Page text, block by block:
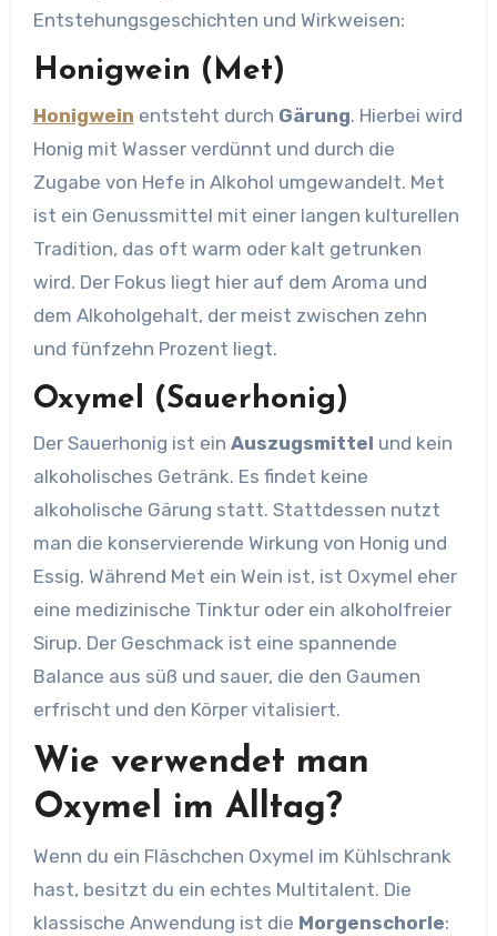
Entstehungsgeschichten und Wirkweisen:
Honigwein (Met)
Honigwein entsteht durch Gärung. Hierbei wird
Honig mit Wasser verdünnt und durch die
Zugabe von Hefe in Alkohol umgewandelt. Met
ist ein Genussmittel mit einer langen kulturellen
Tradition, das oft warm oder kalt getrunken
wird. Der Fokus liegt hier auf dem Aroma und
dem Alkoholgehalt, der meist zwischen zehn
und fünfzehn Prozent liegt.
Oxymel (Sauerhonig)
Der Sauerhonig ist ein Auszugsmittel und kein
alkoholisches Getränk. Es findet keine
alkoholische Gärung statt. Stattdessen nutzt
man die konservierende Wirkung von Honig und
Essig. Während Met ein Wein ist, ist Oxymel eher
eine medizinische Tinktur oder ein alkoholfreier
Sirup. Der Geschmack ist eine spannende
Balance aus süß und sauer, die den Gaumen
erfrischt und den Körper vitalisiert.
Wie verwendet man
Oxymel im Alltag?
Wenn du ein Fläschchen Oxymel im Kühlschrank
hast, besitzt du ein echtes Multitalent. Die
klassische Anwendung ist die Morgenschorle: